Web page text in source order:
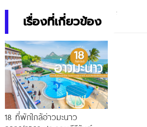
เรื่องที่เกี่ยวข้อง
18 ที่พักใกล้อ่าวมะนาว